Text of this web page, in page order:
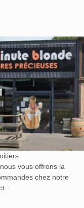
vous offrons la
chez notre
: